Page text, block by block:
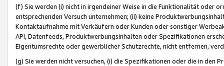
(f) Sie werden (i) nicht in irgendeiner Weise in die Funktionalität oder
entsprechenden Versuch unternehmen; (ii) keine
Kontaktaufnahme mit Verkäufern oder Kunden oder sonstiger
API, Datenfeeds, Produktwerbungsinhalten oder Spezifikationen
Eigentumsrechte oder gewerblicher Schutzrechte, nicht entfernen,
(g) Sie werden nicht versuchen, (i) die Spezifikationen oder die in